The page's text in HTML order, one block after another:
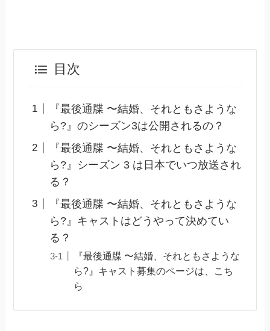
目次
『最後通牒 〜結婚、それともさような
ら?』のシーズン3は公開されるの？
『最後通牒 〜結婚、それともさような
ら?』シーズン 3 は日本でいつ放送され
る？
『最後通牒 〜結婚、それともさような
ら?』キャストはどうやって決めてい
る？
『最後通牒 〜結婚、それともさような
ら?』キャスト募集のページは、こち
ら